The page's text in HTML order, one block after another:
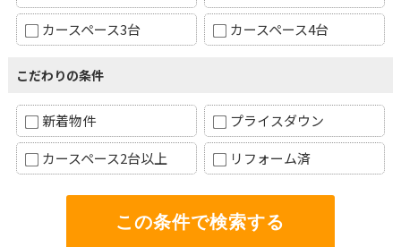
カースペース3台
カースペース4台
こだわりの条件
新着物件
プライスダウン
カースペース2台以上
リフォーム済